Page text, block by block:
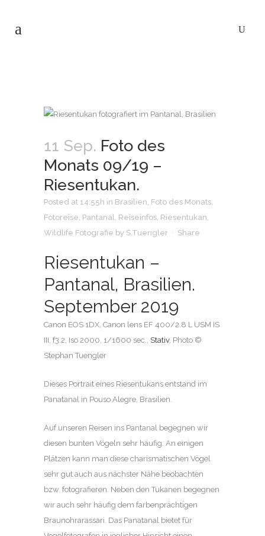
11 Sep. Foto des
Monats 09/19 –
Riesentukan.
Posted at 14:55h in Brasilien, Foto des Monats,
Fotoreise, Pantanal, Reiseinfos, Riesentukan,
Wildlife Fotografie by S.Tuengler Share
Riesentukan –
Pantanal, Brasilien.
September 2019
Canon EOS 1DX, Canon lens EF 400/2.8 L USM IS
III, f3.2, Iso 2000, 1/1600 sec., Stativ, Photo ©
Stephan Tuengler
Dieses Portrait eines Riesentukans entstand im
Panatanal in Pouso Alegre, Brasilien.
Auf unseren Reisen ins Pantanal begegnen wir
diesen bunten Vögeln sehr häufig. An einigen
Plätzen kann man diese charismatischen Vögel
sehr gut auch aus nächster Nähe beobachten
bzw. fotografieren. Neben den Tukanen begegnen
wir auch sehr häufig dem farbenprächtigen
Braunohrarassari. Das Panatanal bietet für